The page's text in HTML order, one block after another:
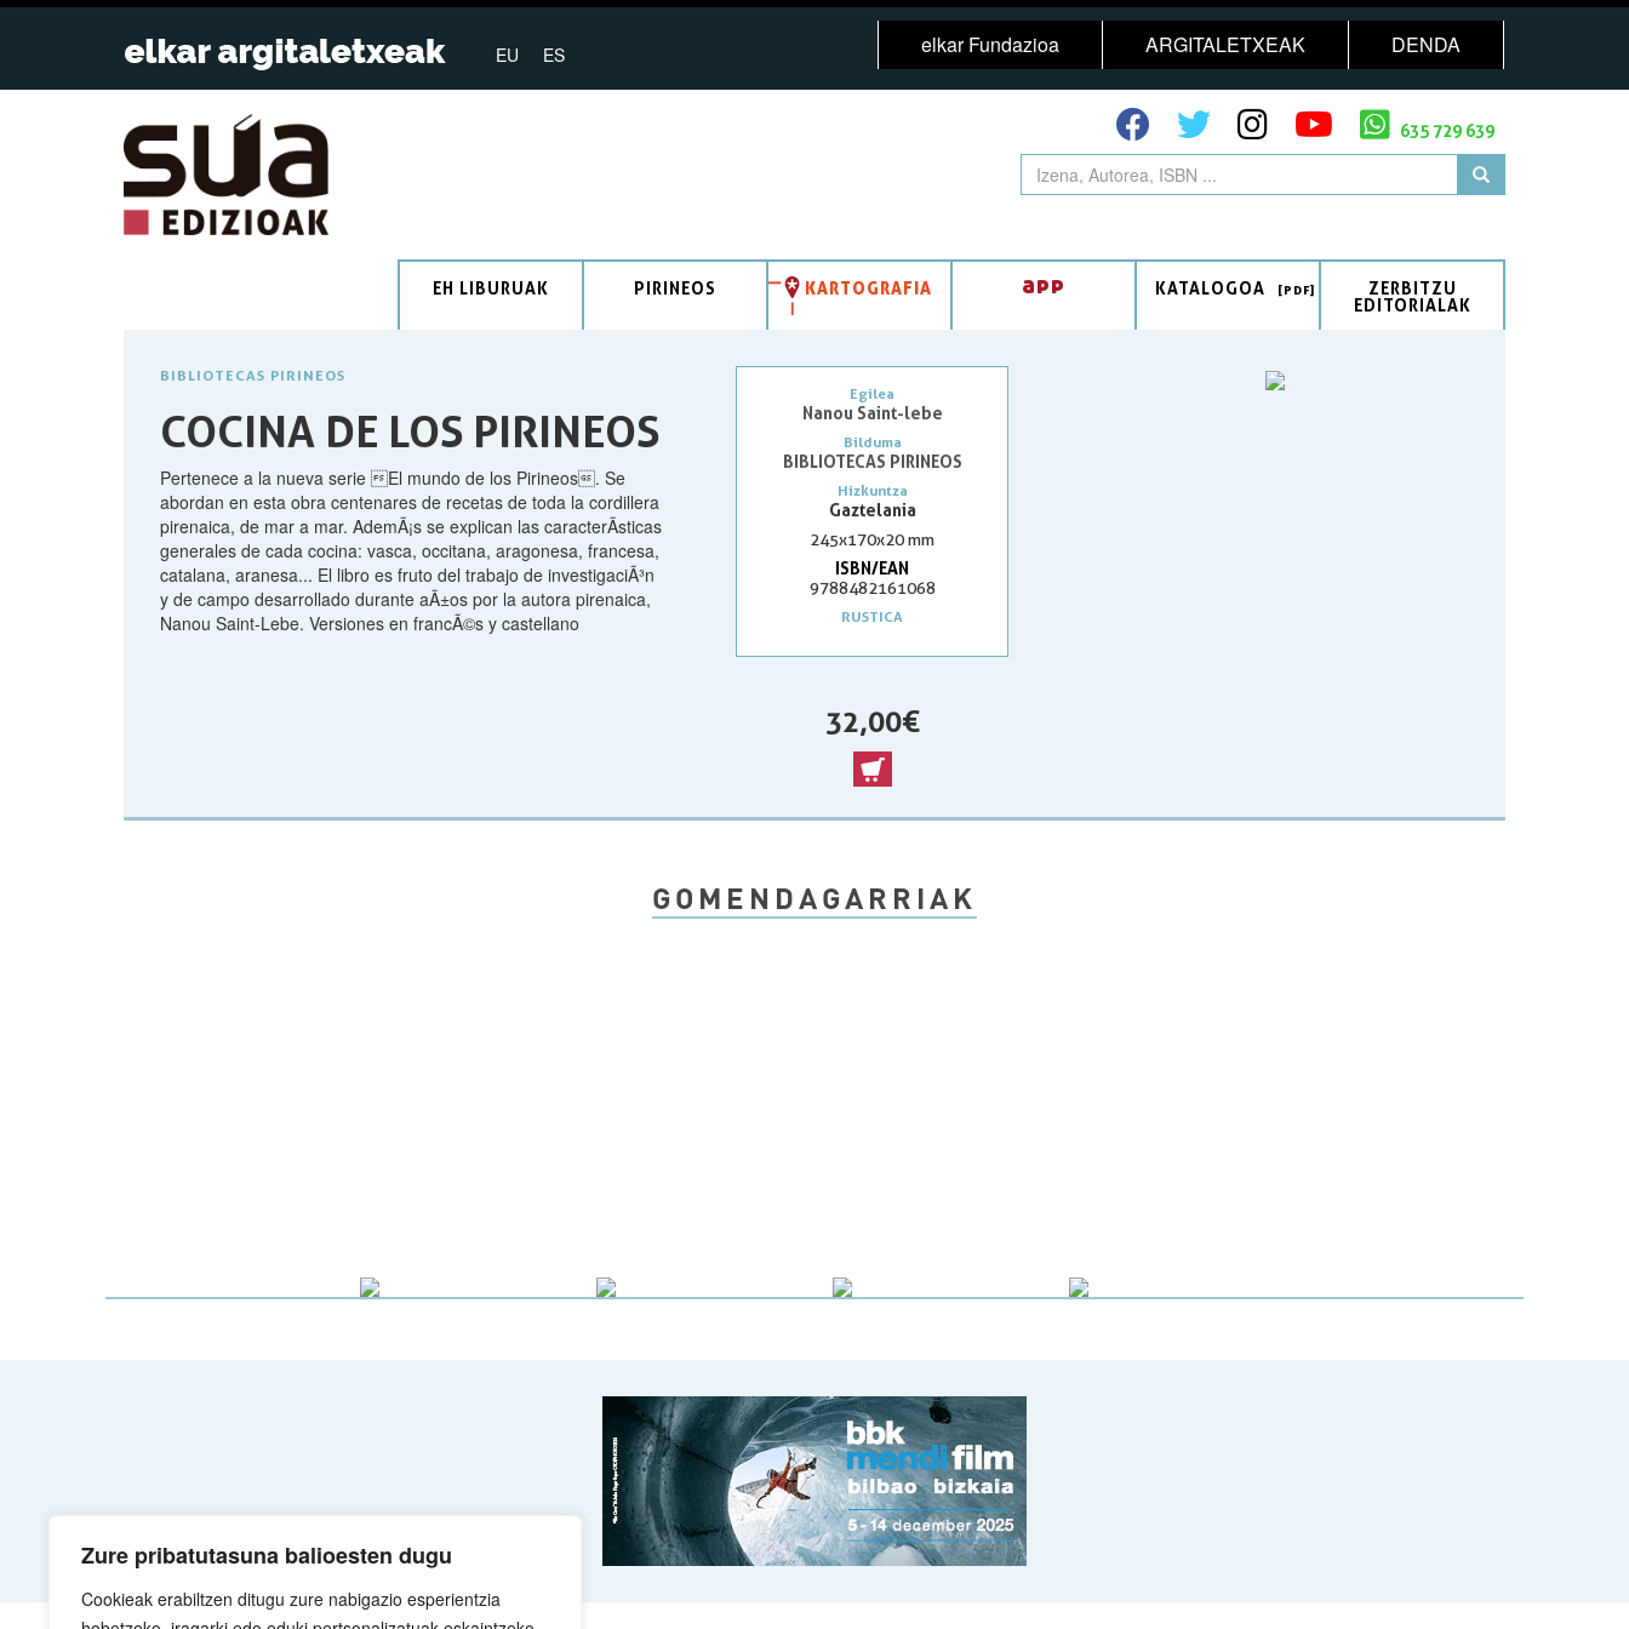
Zure pribatutasuna balioesten dugu
Cookieak erabiltzen ditugu zure nabigazio esperientzia
EU ES elkar Fundazioa ARGITALETXEAK DENDA
635 729 639
EH LIBURUAK PIRINEOS KARTOGRAFIA app KATALOGOA
ZERBITZU
EDITORIALAK
BIBLIOTECAS PIRINEOS
COCINA DE LOS PIRINEOS
Pertenece a la nueva serie El mundo de los Pirineos. Se
abordan en esta obra centenares de recetas de toda la cordillera
pirenaica, de mar a mar. AdemÃ¡s se explican las caracterÃ­sticas
generales de cada cocina: vasca, occitana, aragonesa, francesa,
catalana, aranesa... El libro es fruto del trabajo de investigaciÃ³n
y de campo desarrollado durante aÃ±os por la autora pirenaica,
Nanou Saint-Lebe. Versiones en francÃ©s y castellano
Egilea
Nanou Saint-lebe
Bilduma
BIBLIOTECAS PIRINEOS
Hizkuntza
Gaztelania
245x170x20 mm
ISBN/EAN
9788482161068
RUSTICA
32,00 €
GOMENDAGARRIAK